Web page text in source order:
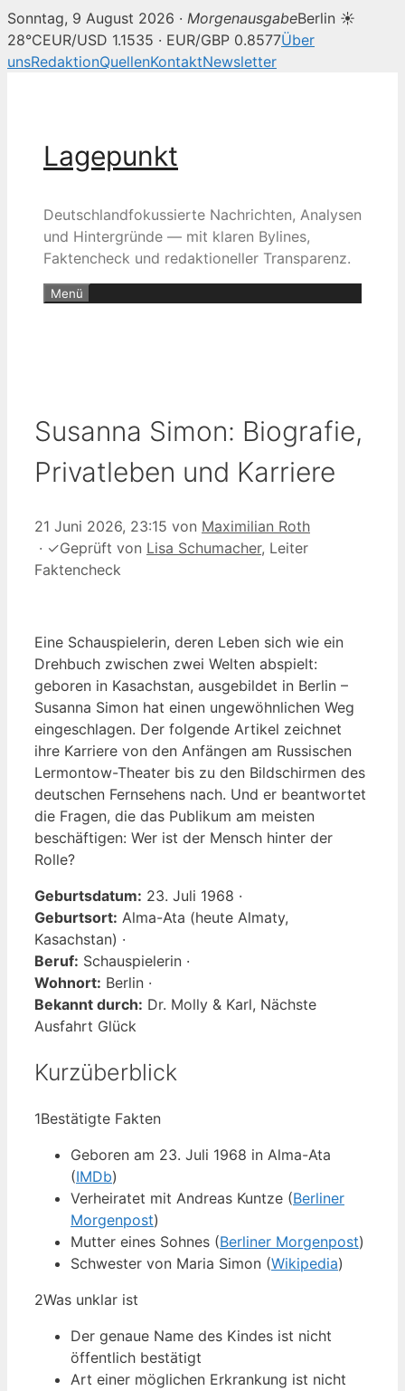
Sonntag, 9 August 2026 · MorgenausgabeBerlin ☀
28°CEUR/USD 1.1535 · EUR/GBP 0.8577Über
unsRedaktionQuellenKontaktNewsletter
Lagepunkt
Deutschlandfokussierte Nachrichten, Analysen
und Hintergründe — mit klaren Bylines,
Faktencheck und redaktioneller Transparenz.
Menü
Susanna Simon: Biografie,
Privatleben und Karriere
21 Juni 2026, 23:15 von Maximilian Roth
· ✓Geprüft von Lisa Schumacher, Leiter
Faktencheck
Eine Schauspielerin, deren Leben sich wie ein
Drehbuch zwischen zwei Welten abspielt:
geboren in Kasachstan, ausgebildet in Berlin –
Susanna Simon hat einen ungewöhnlichen Weg
eingeschlagen. Der folgende Artikel zeichnet
ihre Karriere von den Anfängen am Russischen
Lermontow-Theater bis zu den Bildschirmen des
deutschen Fernsehens nach. Und er beantwortet
die Fragen, die das Publikum am meisten
beschäftigen: Wer ist der Mensch hinter der
Rolle?
Geburtsdatum: 23. Juli 1968 ·
Geburtsort: Alma-Ata (heute Almaty,
Kasachstan) ·
Beruf: Schauspielerin ·
Wohnort: Berlin ·
Bekannt durch: Dr. Molly & Karl, Nächste
Ausfahrt Glück
Kurzüberblick
1Bestätigte Fakten
Geboren am 23. Juli 1968 in Alma-Ata
(IMDb)
Verheiratet mit Andreas Kuntze (Berliner
Morgenpost)
Mutter eines Sohnes (Berliner Morgenpost)
Schwester von Maria Simon (Wikipedia)
2Was unklar ist
Der genaue Name des Kindes ist nicht
öffentlich bestätigt
Art einer möglichen Erkrankung ist nicht